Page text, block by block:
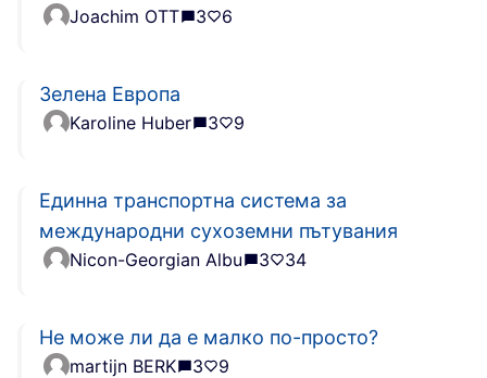
Joachim OTT 3 6
Зелена Европа
Karoline Huber 3 9
Единна транспортна система за
международни сухоземни пътувания
Nicon-Georgian Albu 3 34
Не може ли да е малко по-просто?
martijn BERK 3 9